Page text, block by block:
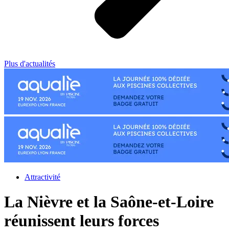
Plus d'actualités
Attractivité
La Nièvre et la Saône-et-Loire
réunissent leurs forces